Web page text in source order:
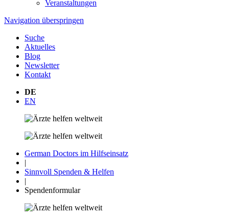
Veranstaltungen
Navigation überspringen
Suche
Aktuelles
Blog
Newsletter
Kontakt
DE
EN
German Doctors im Hilfseinsatz
|
Sinnvoll Spenden & Helfen
|
Spendenformular